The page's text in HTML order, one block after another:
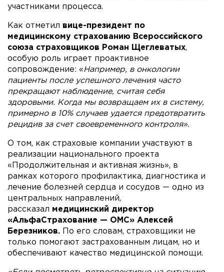
участниками процесса.
Как отметил вице-президент по
медицинскому страхованию Всероссийского
союза страховщиков Роман Щеглеватых,
особую роль играет проактивное
сопровождение: « Например, в онкологии
пациенты после успешного лечения часто
прекращают наблюдение, считая себя
здоровыми. Когда мы возвращаем их в систему,
примерно в 10% случаев удается предотвратить
рецидив за счет своевременного контроля».
О том, как страховые компании участвуют в
реализации национального проекта
«Продолжительная и активная жизнь», в
рамках которого профилактика, диагностика и
лечение болезней сердца и сосудов — одно из
центральных направлений,
рассказал медицинский директор
«АльфаСтрахование — ОМС» Алексей
Березников.
По его словам, страховщики не
только помогают застрахованным лицам, но и
обеспечивают качество медицинской помощи.